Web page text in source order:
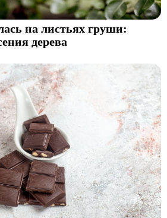
на листьях груши:
дерева